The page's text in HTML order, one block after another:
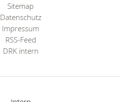
Sitemap
Datenschutz
Impressum
RSS-Feed
DRK intern